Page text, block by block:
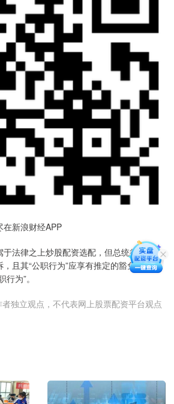
新浪财经APP
法律之上炒股配资选配，但总统行使核心
且其“公职行为”应享有推定的豁免权，而
为”。
独立观点，不代表网上股票配资平台观点